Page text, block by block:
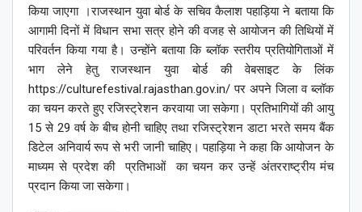
किया जाएगा ।राजस्थान युवा बोर्ड के सचिव कैलाश पहाड़िया ने बताया कि
आगामी दिनों में विधान सभा सत्र होने की वजह से आयोजन की तिथियों में
परिवर्तन किया गया है। उन्होंने बताया कि ब्लॉक स्तरीय प्रतियोगिताओं में
भाग लेने हेतु राजस्थान युवा बोर्ड की वेबसाइट के लिंक
https://culturefestival.rajasthan.gov.in/ पर अपने जिला व ब्लॉक
का चयन करते हुए रजिस्ट्रेशन करवाया जा सकेगा। प्रतिभागियों की आयु
15 से 29 वर्ष के बीच होनी चाहिए तथा रजिस्ट्रेशन डाटा भरते समय बैंक
डिटेल अनिवार्य रूप से भरी जानी चाहिए। पहाड़िया ने कहा कि आयोजन के
माध्यम से प्रदेश की प्रतिभाओं का चयन कर उन्हें अंतरराष्ट्रीय मंच
प्रदान किया जा सकेगा।